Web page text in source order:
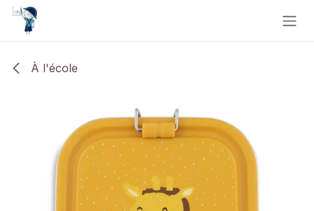
Se rendre au contenu
À l'école